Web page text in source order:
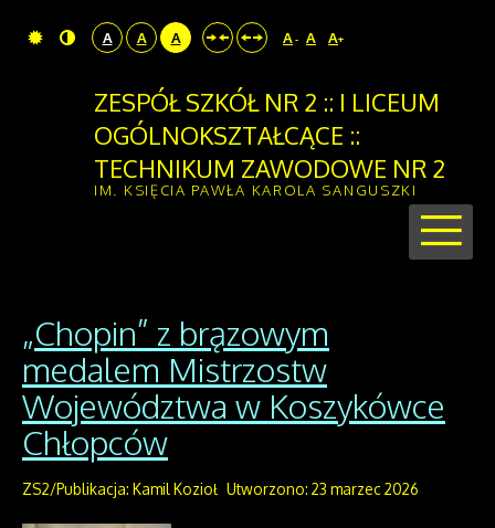
A A A A- A A+
ZESPÓŁ SZKÓŁ NR 2 :: I LICEUM
OGÓLNOKSZTAŁCĄCE ::
TECHNIKUM ZAWODOWE NR 2
IM. KSIĘCIA PAWŁA KAROLA SANGUSZKI
„Chopin” z brązowym
medalem Mistrzostw
Województwa w Koszykówce
Chłopców
ZS2/Publikacja: Kamil Kozioł Utworzono: 23 marzec 2026